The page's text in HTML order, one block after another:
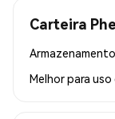
Carteira
Melhor para uso